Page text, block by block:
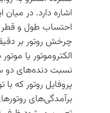
اشاره دارد. در میان
احتساب طول و قطر
چرخش روتور بر
الکتروموتور یا
نسبت دنده‌های
پروفایل روتور که با
برآمدگی‌های